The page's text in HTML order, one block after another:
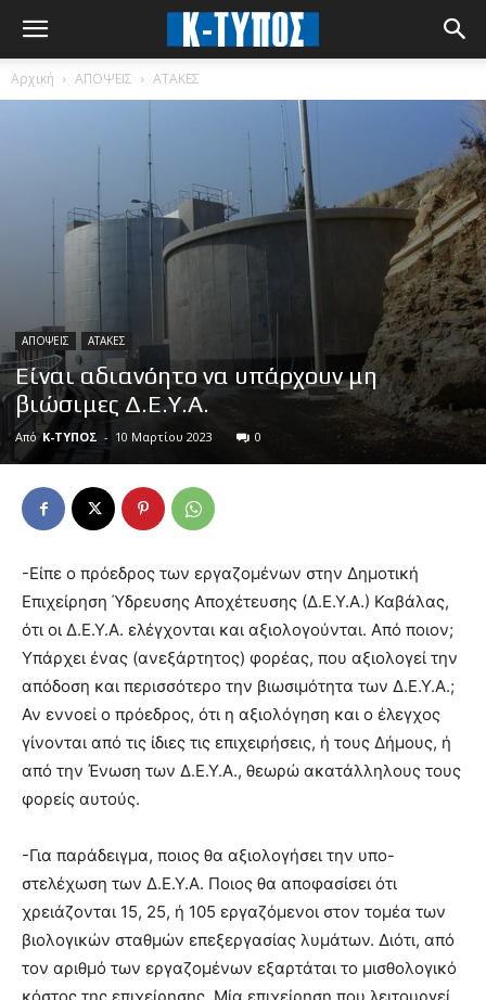
Αρχική ΑΠΟΨΕΙΣ ΑΤΑΚΕΣ
ΑΠΟΨΕΙΣ ΑΤΑΚΕΣ
Είναι αδιανόητο να υπάρχουν μη
βιώσιμες Δ.Ε.Υ.Α.
Από Κ-ΤΥΠΟΣ - 10 Μαρτίου 2023 0
-Είπε ο πρόεδρος των εργαζομένων στην Δημοτική
Επιχείρηση Ύδρευσης Αποχέτευσης (Δ.Ε.Υ.Α.) Καβάλας,
ότι οι Δ.Ε.Υ.Α. ελέγχονται και αξιολογούνται. Από ποιον;
Υπάρχει ένας (ανεξάρτητος) φορέας, που αξιολογεί την
απόδοση και περισσότερο την βιωσιμότητα των Δ.Ε.Υ.Α.;
Αν εννοεί ο πρόεδρος, ότι η αξιολόγηση και ο έλεγχος
γίνονται από τις ίδιες τις επιχειρήσεις, ή τους Δήμους, ή
από την Ένωση των Δ.Ε.Υ.Α., θεωρώ ακατάλληλους τους
φορείς αυτούς.
-Για παράδειγμα, ποιος θα αξιολογήσει την υπο-
στελέχωση των Δ.Ε.Υ.Α. Ποιος θα αποφασίσει ότι
χρειάζονται 15, 25, ή 105 εργαζόμενοι στον τομέα των
βιολογικών σταθμών επεξεργασίας λυμάτων. Διότι, από
τον αριθμό των εργαζομένων εξαρτάται το μισθολογικό